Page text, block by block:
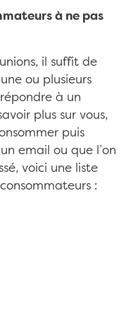
à ne pas
il suffit de
ou plusieurs
à un
plus sur vous,
puis
email ou que l’on
voici une liste
: